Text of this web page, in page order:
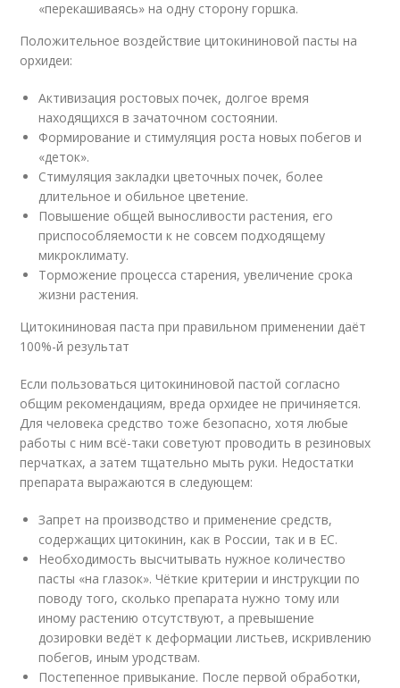
«перекашиваясь» на одну сторону горшка.
Положительное воздействие цитокининовой пасты на
орхидеи:
Активизация ростовых почек, долгое время
находящихся в зачаточном состоянии.
Формирование и стимуляция роста новых побегов и
«деток».
Стимуляция закладки цветочных почек, более
длительное и обильное цветение.
Повышение общей выносливости растения, его
приспособляемости к не совсем подходящему
микроклимату.
Торможение процесса старения, увеличение срока
жизни растения.
Цитокининовая паста при правильном применении даёт
100%-й результат
Если пользоваться цитокининовой пастой согласно
общим рекомендациям, вреда орхидее не причиняется.
Для человека средство тоже безопасно, хотя любые
работы с ним всё-таки советуют проводить в резиновых
перчатках, а затем тщательно мыть руки. Недостатки
препарата выражаются в следующем:
Запрет на производство и применение средств,
содержащих цитокинин, как в России, так и в ЕС.
Необходимость высчитывать нужное количество
пасты «на глазок». Чёткие критерии и инструкции по
поводу того, сколько препарата нужно тому или
иному растению отсутствуют, а превышение
дозировки ведёт к деформации листьев, искривлению
побегов, иным уродствам.
Постепенное привыкание. После первой обработки,